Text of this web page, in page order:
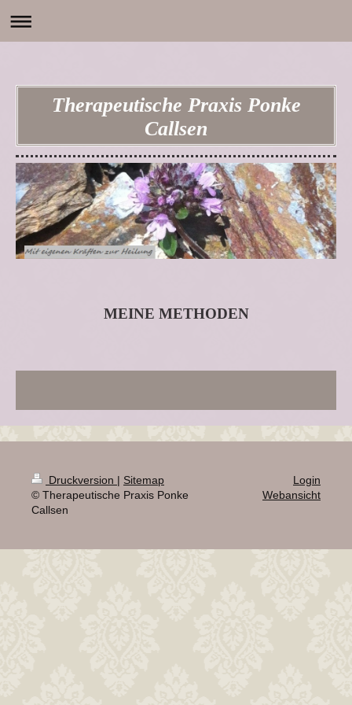
Therapeutische Praxis Ponke
Callsen
MEINE METHODEN
Druckversion | Sitemap
© Therapeutische Praxis Ponke
Callsen
Login
Webansicht